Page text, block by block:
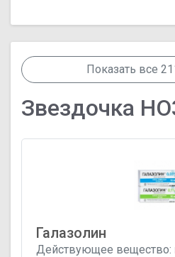
Показать все
Звездочка
Галазолин
Действующее вещество: